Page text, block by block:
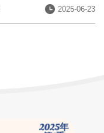
發
布
2025-06-23